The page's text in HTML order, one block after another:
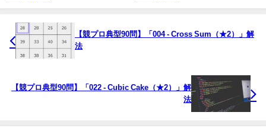
【競プロ典型90問】「004 - Cross Sum（★2）」解
法
【競プロ典型90問】「022 - Cubic Cake（★2）」解
法